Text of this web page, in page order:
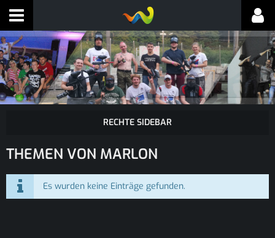
THEMEN VON MARLON
Es wurden keine Einträge gefunden.